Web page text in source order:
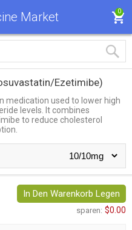
Market 0
Ezetimibe)
medication used to lower high
levels. It combines
to reduce cholesterol
In Den Warenkorb Legen
sparen: $0.00